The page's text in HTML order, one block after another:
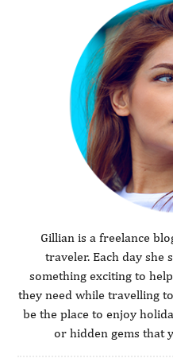
Gillian is a freelance
traveler. Each day she
something exciting to
they need while travelling
be the place to enjoy
or hidden gems that